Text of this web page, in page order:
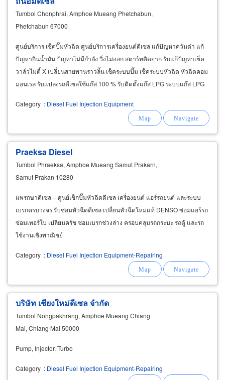
Tumbol Chonphrai, Amphoe Mueang Phetchabun,
Phetchabun 67000
ศูนย์บริการ เช็คปั๊มหัวฉีด ศูนย์บริการเครื่องยนต์ดีเซล แก้ปัญหาควันดำ แก้
ปัญหากินน้ำมัน ปัญหาไม่มีกำลัง วิ่งไม่ออก สตาร์ทติดยาก รับแก้ปัญหาเช็ค
วาล์วไมตี้ X เปลี่ยนสายพานราวลิ้น เช็คระบบปั๊ม เช็คระบบหัวฉีด หัวฉีดคอม
มอนเรล รับแปลงรถดีเซลใช้แก๊ส 100 % รับติดตั้งแก๊ส LPG ระบบแก๊ส LPG
Category : Diesel Fuel Injection Equipment
Praeksa Diesel
Tumbol Phraeksa, Amphoe Mueang Samut Prakarn,
Samut Prakan 10280
แพรกษาดีเซล – ศูนย์เช็กปั๊มหัวฉีดดีเซล เครื่องยนต์ แอร์รถยนต์ และระบบ
เบรกครบวงจร รับซ่อมหัวฉีดดีเซล เปลี่ยนหัวฉีดใหม่แท้ DENSO ซ่อมแอร์รถ
ซ่อมเทอร์โบ เปลี่ยนครัช ซ่อมเบรกช่วงล่าง ครอบคลุมรถกระบะ รถตู้ และรถ
ใช้งานเชิงพาณิชย์
Category : Diesel Fuel Injection Equipment-Repairing
บริษัท เชียงใหม่ดีเซล จำกัด
Tumbol Nongpakhrang, Amphoe Mueang Chiang
Mai, Chiang Mai 50000
Pump, Injector, Turbo
Category : Diesel Fuel Injection Equipment-Repairing